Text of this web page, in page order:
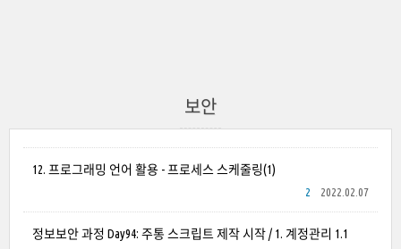
보안
12. 프로그래밍 언어 활용 - 프로세스 스케줄링(1)
2022.02.07
2
정보보안 과정 Day94: 주통 스크립트 제작 시작 / 1. 계정관리 1.1